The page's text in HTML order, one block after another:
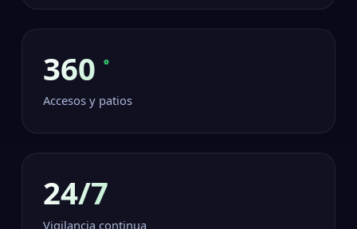
360 °
Accesos y patios
24/7
Vigilancia continua